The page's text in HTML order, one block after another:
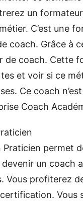
un
C’est une
coach. Grâce à
de coach. Cette
et voir si ce
Ce coach
Coach
permet
un coach
Vous profiterez
Vous